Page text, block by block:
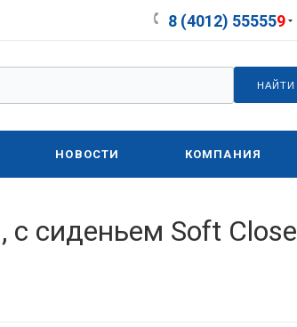
8 (4012) 555559
НАЙТИ
НОВОСТИ КОМПАНИЯ
сиденьем Soft Close